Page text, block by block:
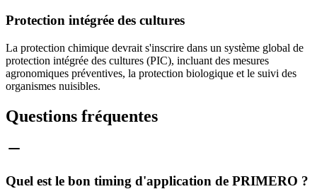
Protection intégrée des cultures
La protection chimique devrait s'inscrire dans un système global de
protection intégrée des cultures (PIC), incluant des mesures
agronomiques préventives, la protection biologique et le suivi des
organismes nuisibles.
Questions fréquentes
Quel est le bon timing d'application de PRIMERO ?